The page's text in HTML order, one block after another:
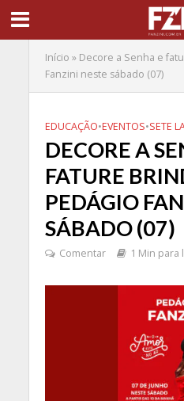
Início » Decore a Senha e
Fanzini neste sábado (07)
EDUCAÇÃO•EVENTOS•SETE
DECORE A
FATURE
PEDÁGIO
SÁBADO (07)
Comentar 1 Min para